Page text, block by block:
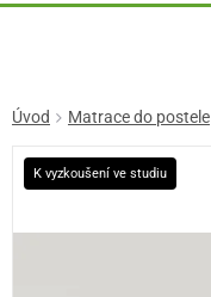
Úvod Matrace do postele
K vyzkoušení ve studiu